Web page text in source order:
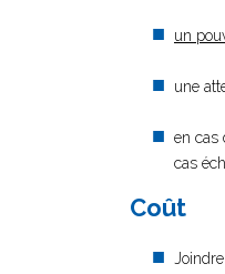
un
une
en cas
cas
Coût